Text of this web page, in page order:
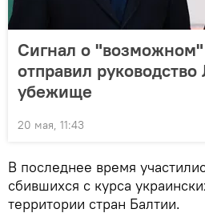
Сигнал о
отправил
убежище
20 мая, 11:43
В последнее время
сбившихся с курса
территории стран Балтии.